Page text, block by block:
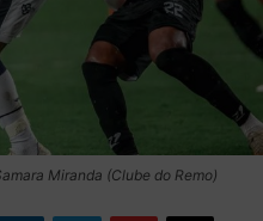
Miranda (Clube do Remo)